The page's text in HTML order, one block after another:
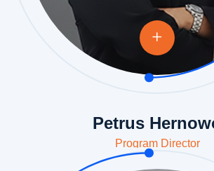
Petrus
Program Director